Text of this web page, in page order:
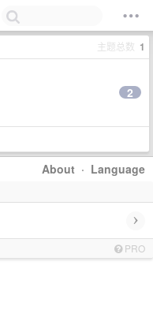
主题总数 1
2
About · Language
›
PRO